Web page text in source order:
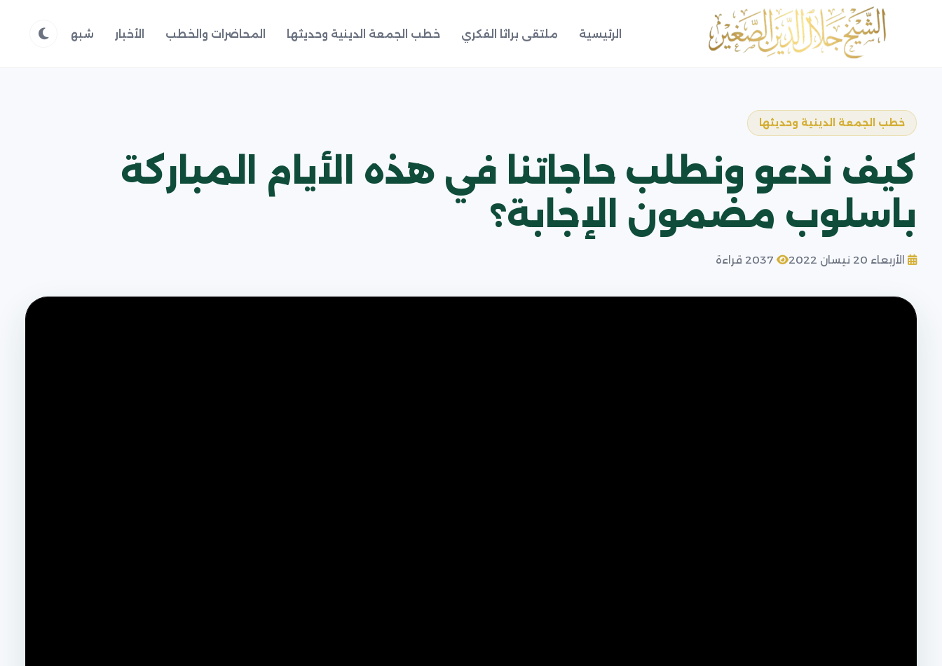
الرئيسية ملتقى براثا الفكري خطب الجمعة الدينية وحديثها المحاضرات والخطب الأخبار شبهات وردود
خطب الجمعة الدينية وحديثها
كيف ندعو ونطلب حاجاتنا في هذه الأيام المباركة
باسلوب مضمون الإجابة؟
الأربعاء 20 نيسان 2022